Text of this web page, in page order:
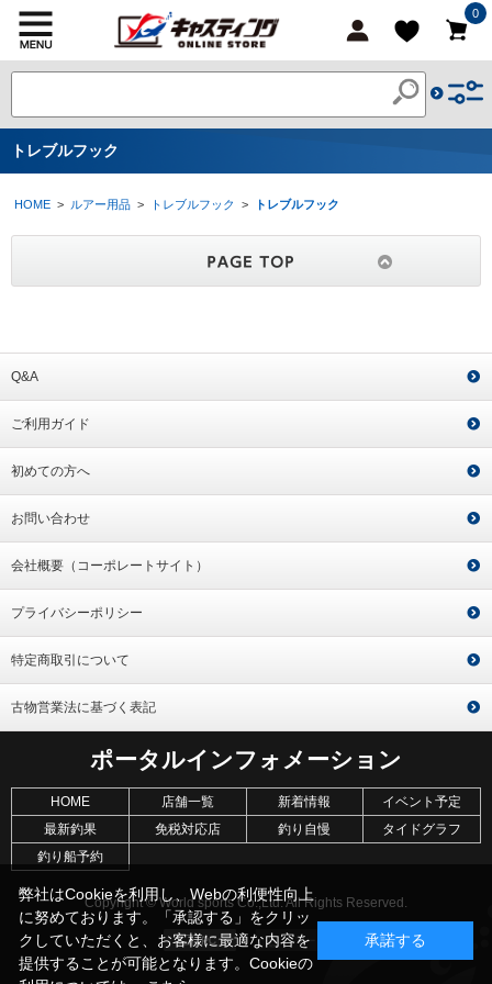
0
トレブルフック
HOME > ルアー用品 > トレブルフック > トレブルフック
Q&A
ご利用ガイド
初めての方へ
お問い合わせ
会社概要（コーポレートサイト）
プライバシーポリシー
特定商取引について
古物営業法に基づく表記
ポータルインフォメーション
HOME 店舗一覧 新着情報
イベント予定
最新釣果
免税対応店 釣り自慢
タイドグラフ
釣り船予約
Copyright © World sports Co.,Ltd. All Rights Reserved.
弊社はCookieを利用し、Webの利便性向上
に努めております。「承認する」をクリッ
クしていただくと、お客様に最適な内容を
提供することが可能となります。Cookieの
承諾する